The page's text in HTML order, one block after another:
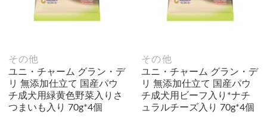
その他
ユニ・チャーム グラン・デ
リ 無添加仕立て 国産パウ
チ成犬用緑黄色野菜入りさ
つまいも入り 70g*4個
その他
ユニ・チャーム グラン・デ
リ 無添加仕立て 国産パウ
チ成犬用ビーフ入り*ナチ
ュラルチーズ入り 70g*4個